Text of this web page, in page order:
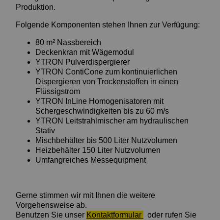
Produktion.
Folgende Komponenten stehen Ihnen zur Verfügung:
80 m² Nassbereich
Deckenkran mit Wägemodul
YTRON Pulverdispergierer
YTRON ContiCone zum kontinuierlichen
Dispergieren von Trockenstoffen in einen
Flüssigstrom
YTRON InLine Homogenisatoren mit
Schergeschwindigkeiten bis zu 60 m/s
YTRON Leitstrahlmischer am hydraulischen
Stativ
Mischbehälter bis 500 Liter Nutzvolumen
Heizbehälter 150 Liter Nutzvolumen
Umfangreiches Messequipment
Gerne stimmen wir mit Ihnen die weitere
Vorgehensweise ab.
Benutzen Sie unser Kontaktformular
oder rufen Sie